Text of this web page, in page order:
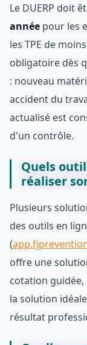
Le DUERP doit
année pour les
les TPE de
obligatoire dès
: nouveau
accident du
actualisé est
d'un contrôle.
Quels
réaliser
Plusieurs
des outils en
(
offre une
cotation guidée,
la solution
résultat